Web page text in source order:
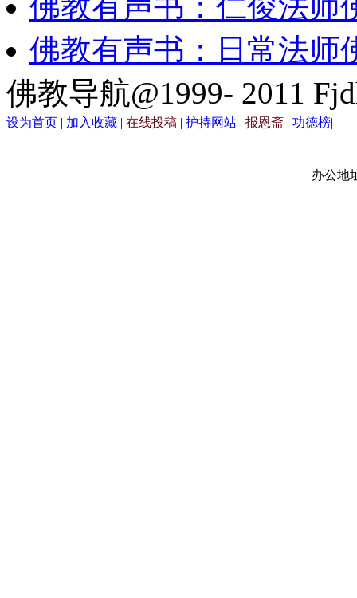
佛教有声书：日常法师
佛教导航@1999- 2011
设为首页 | 加入收藏 | 在线投稿 | 护持网站 | 报恩斋 | 功德榜|
办公地